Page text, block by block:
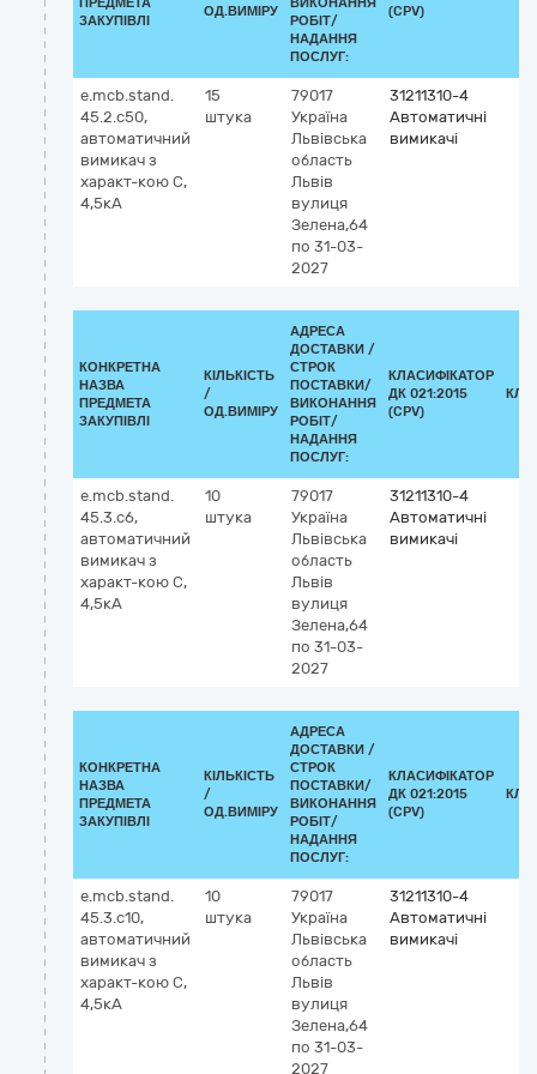
ЗАКУПІВЛІ
ОД.ВИМІРУ
РОБІТ/
НАДАННЯ
ПОСЛУГ:
(CPV)
e.mcb.stand.
45.2.c50,
автоматичний
вимикач з
характ-кою С,
4,5кА
15
штука
79017
Україна
Львівська
область
Львів
вулиця
Зелена,64
по 31-03-
2027
31211310-4
Автоматичні
вимикачі
КОНКРЕТНА
НАЗВА
ПРЕДМЕТА
ЗАКУПІВЛІ
КІЛЬКІСТЬ
/
ОД.ВИМІРУ
АДРЕСА
ДОСТАВКИ /
СТРОК
ПОСТАВКИ/
ВИКОНАННЯ
РОБІТ/
НАДАННЯ
ПОСЛУГ:
КЛАСИФІКАТОР
ДК 021:2015
(CPV)
e.mcb.stand.
45.3.c6,
автоматичний
вимикач з
характ-кою С,
4,5кА
10
штука
79017
Україна
Львівська
область
Львів
вулиця
Зелена,64
по 31-03-
2027
31211310-4
Автоматичні
вимикачі
КОНКРЕТНА
НАЗВА
ПРЕДМЕТА
ЗАКУПІВЛІ
КІЛЬКІСТЬ
/
ОД.ВИМІРУ
АДРЕСА
ДОСТАВКИ /
СТРОК
ПОСТАВКИ/
ВИКОНАННЯ
РОБІТ/
НАДАННЯ
ПОСЛУГ:
КЛАСИФІКАТОР
ДК 021:2015
(CPV)
e.mcb.stand.
45.3.c10,
автоматичний
вимикач з
характ-кою С,
4,5кА
10
штука
79017
Україна
Львівська
область
Львів
вулиця
Зелена,64
по 31-03-
2027
31211310-4
Автоматичні
вимикачі